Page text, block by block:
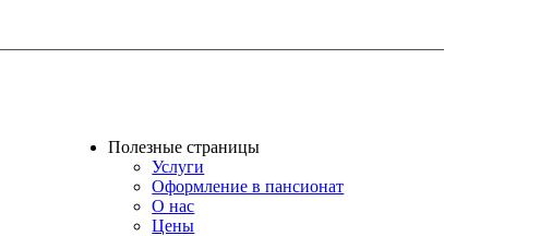
Полезные страницы
Услуги
Оформление в пансионат
О нас
Цены